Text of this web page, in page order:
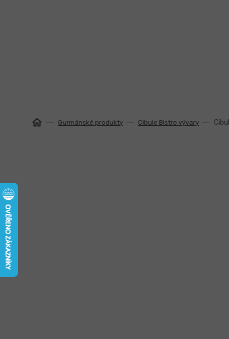
Gurmánské produkty Cibule Bistro vývary